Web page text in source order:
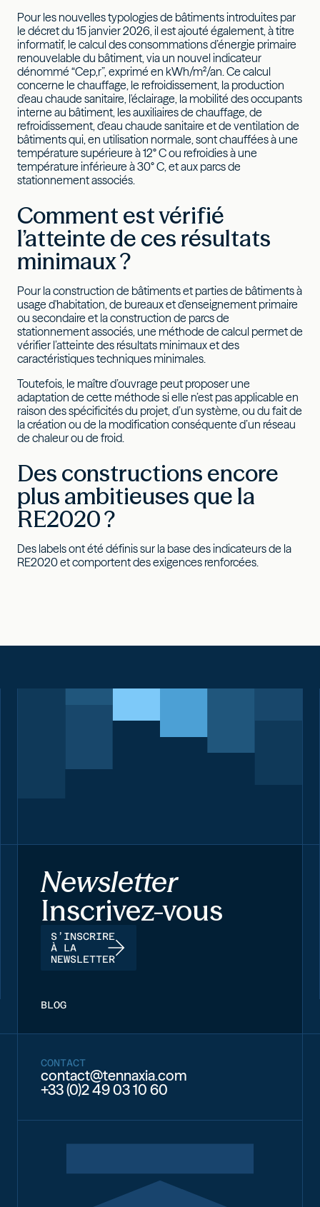
Pour les nouvelles typologies de bâtiments introduites par
le décret du 15 janvier 2026, il est ajouté également, à titre
informatif, le calcul des consommations d’énergie primaire
renouvelable du bâtiment, via un nouvel indicateur
dénommé “Cep,r”, exprimé en kWh/m²/an. Ce calcul
concerne le chauffage, le refroidissement, la production
d'eau chaude sanitaire, l'éclairage, la mobilité des occupants
interne au bâtiment, les auxiliaires de chauffage, de
refroidissement, d'eau chaude sanitaire et de ventilation de
bâtiments qui, en utilisation normale, sont chauffées à une
température supérieure à 12° C ou refroidies à une
température inférieure à 30° C, et aux parcs de
stationnement associés.
Comment est vérifié
l’atteinte de ces résultats
minimaux ?
Pour la construction de bâtiments et parties de bâtiments à
usage d'habitation, de bureaux et d'enseignement primaire
ou secondaire et la construction de parcs de
stationnement associés, une méthode de calcul permet de
vérifier l’atteinte des résultats minimaux et des
caractéristiques techniques minimales.
Toutefois, le maître d’ouvrage peut proposer une
adaptation de cette méthode si elle n’est pas applicable en
raison des spécificités du projet, d’un système, ou du fait de
la création ou de la modification conséquente d’un réseau
de chaleur ou de froid.
Des constructions encore
plus ambitieuses que la
RE2020 ?
‍Des labels ont été définis sur la base des indicateurs de la
RE2020 et comportent des exigences renforcées.
Newsletter
Inscrivez-vous
S’INSCRIRE
À LA
NEWSLETTER
BLOG
CONTACT
contact@tennaxia.com
+33 (0)2 49 03 10 60